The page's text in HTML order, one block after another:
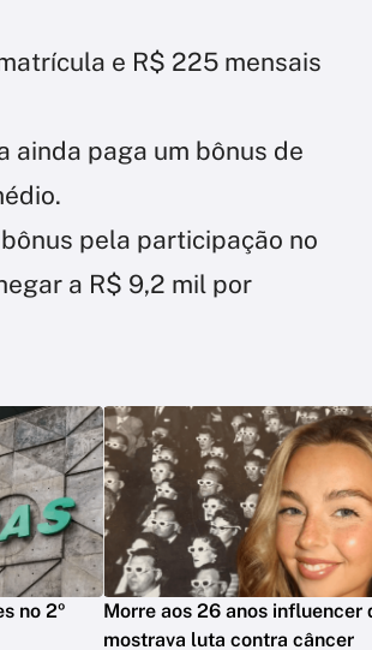
e R$ 225 mensais
ainda paga um bônus de
pela participação no
a R$ 9,2 mil por
no 2º
Morre aos 26 anos influencer
mostrava luta contra câncer